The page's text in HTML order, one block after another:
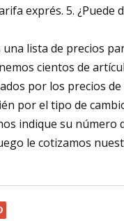
exprés. 5. ¿Puede
una lista de precios
cientos de
por los precios
por el tipo de
indique su número
le cotizamos